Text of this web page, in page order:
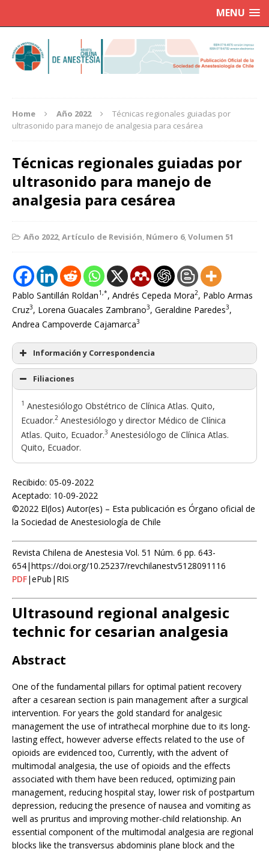
MENU
Home Año 2022
Técnicas regionales guiadas por
ultrasonido para manejo de analgesia para cesárea
Técnicas regionales guiadas por
ultrasonido para manejo de
analgesia para cesárea
Año 2022,Artículo de Revisión, Número 6,Volumen 51
Pablo Santillán Roldan1,*, Andrés Cepeda Mora2, Pablo Armas
Cruz3, Lorena Guacales Zambrano3, Geraldine Paredes3,
Andrea Campoverde Cajamarca3
Información y Correspondencia
Filiaciones
1 Anestesiólogo Obstétrico de Clínica Atlas. Quito,
Ecuador.2 Anestesiólogo y director Médico de Clínica
Atlas. Quito, Ecuador.3 Anestesiólogo de Clínica Atlas.
Quito, Ecuador.
Recibido: 05-09-2022
Aceptado: 10-09-2022
©2022 El(los) Autor(es) – Esta publicación es Órgano oficial de
la Sociedad de Anestesiología de Chile
Revista Chilena de Anestesia Vol. 51 Núm. 6 pp. 643-
654|https://doi.org/10.25237/revchilanestv5128091116
PDF|ePub|RIS
Ultrasound regional analgesic
technic for cesarian analgesia
Abstract
One of the fundamental pillars for optimal patient recovery
after a cesarean section is pain management after a surgical
intervention. For years the gold standard for analgesic
management the use of intrathecal morphine due to its long-
lasting effect, however adverse effects related to the use of
opioids are evidenced too, Currently, with the advent of
multimodal analgesia, the use of opioids and the effects
associated with them have been reduced, optimizing pain
management, reducing hospital stay, lower risk of postpartum
depression, reducing the presence of nausea and vomiting as
well as pruritus and improving mother-child relationship. An
essential component of the multimodal analgesia are regional
blocks like the transversus abdominis plane block and the